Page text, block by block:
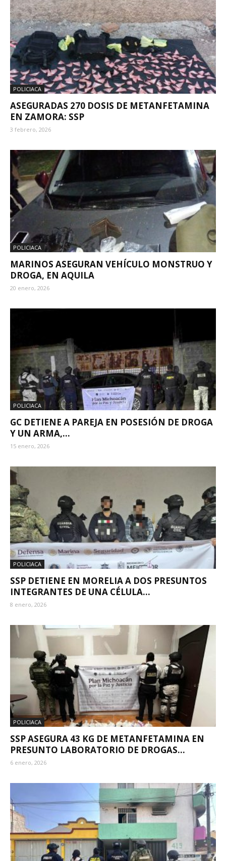
POLICIACA
ASEGURADAS 270 DOSIS DE METANFETAMINA
EN ZAMORA: SSP
3 febrero, 2026
POLICIACA
MARINOS ASEGURAN VEHÍCULO MONSTRUO Y
DROGA, EN AQUILA
20 enero, 2026
POLICIACA
GC DETIENE A PAREJA EN POSESIÓN DE DROGA
Y UN ARMA,...
15 enero, 2026
POLICIACA
SSP DETIENE EN MORELIA A DOS PRESUNTOS
INTEGRANTES DE UNA CÉLULA...
8 enero, 2026
POLICIACA
SSP ASEGURA 43 KG DE METANFETAMINA EN
PRESUNTO LABORATORIO DE DROGAS...
6 enero, 2026